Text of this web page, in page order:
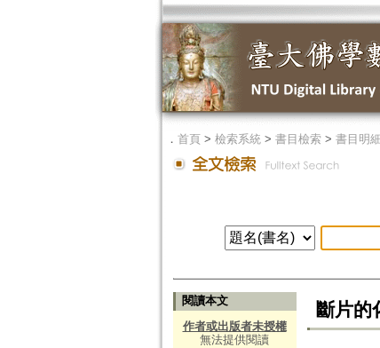
． 首頁> 檢索系統> 書目檢索> 書目明細
閱讀本文
作者或出版者未授權
無法提供閱讀
斷片的